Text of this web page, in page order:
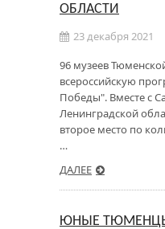
ОБЛАСТИ
23 декабря 2021
96 музеев
всероссийскую
Победы". Вместе с
Ленинградской
второе место по
…
ДАЛЕЕ
ЮНЫЕ